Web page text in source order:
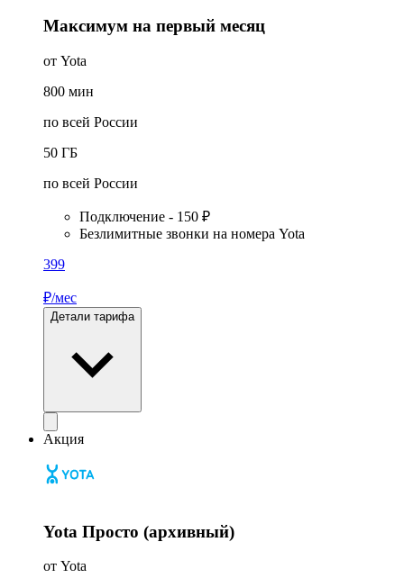
Максимум на первый месяц
от Yota
800 мин
по всей России
50 ГБ
по всей России
Подключение - 150 ₽
Безлимитные звонки на номера Yota
399
₽/мес
Детали тарифа
Акция
Yota Просто (архивный)
от Yota